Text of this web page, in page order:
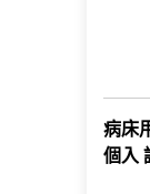
病床
個入